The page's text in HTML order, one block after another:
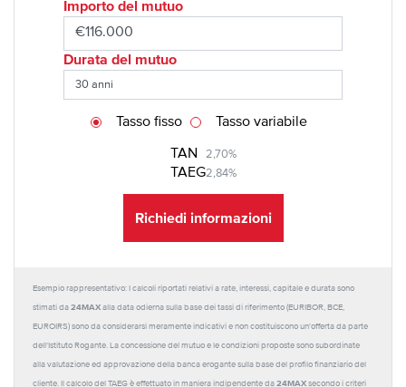
Importo del mutuo
Durata del mutuo
TAN 2,70%
TAEG2,84%
Tasso fisso Tasso variabile
Richiedi informazioni
Esempio rappresentativo: I calcoli riportati relativi a rate, interessi, capitale e durata sono
stimati da 24MAX alla data odierna sulla base dei tassi di riferimento (EURIBOR, BCE,
EUROIRS) sono da considerarsi meramente indicativi e non costituiscono un'offerta da parte
dell'Istituto Rogante. La concessione del mutuo e le condizioni proposte sono subordinate
alla valutazione ed approvazione della banca erogante sulla base del profilo finanziario del
cliente. Il calcolo del TAEG è effettuato in maniera indipendente da 24MAX secondo i criteri